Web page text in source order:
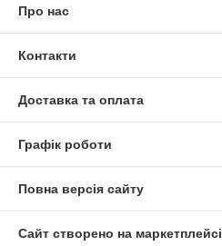
Про нас
Контакти
Доставка та оплата
Графік роботи
Повна версія сайту
Сайт створено на маркетплейсі